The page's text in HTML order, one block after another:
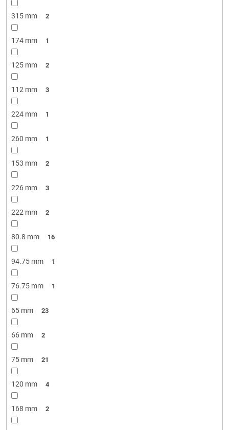
315 mm 2
174 mm 1
125 mm 2
112 mm 3
224 mm 1
260 mm 1
153 mm 2
226 mm 3
222 mm 2
80.8 mm 16
94.75 mm 1
76.75 mm 1
65 mm 23
66 mm 2
75 mm 21
120 mm 4
168 mm 2